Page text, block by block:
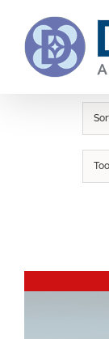
inhoud